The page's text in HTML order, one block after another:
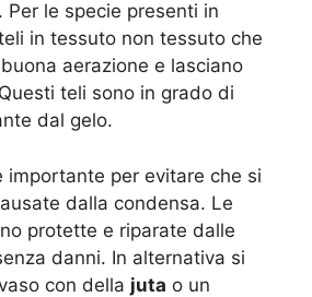
Per le specie presenti in
in tessuto non tessuto che
aerazione e lasciano
teli sono in grado di
dal gelo.
importante per evitare che si
dalla condensa. Le
protette e riparate dalle
danni. In alternativa si
con della juta o un